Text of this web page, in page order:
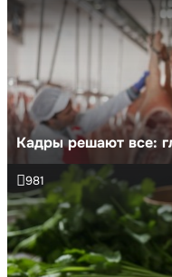
Кадры решают все:
981